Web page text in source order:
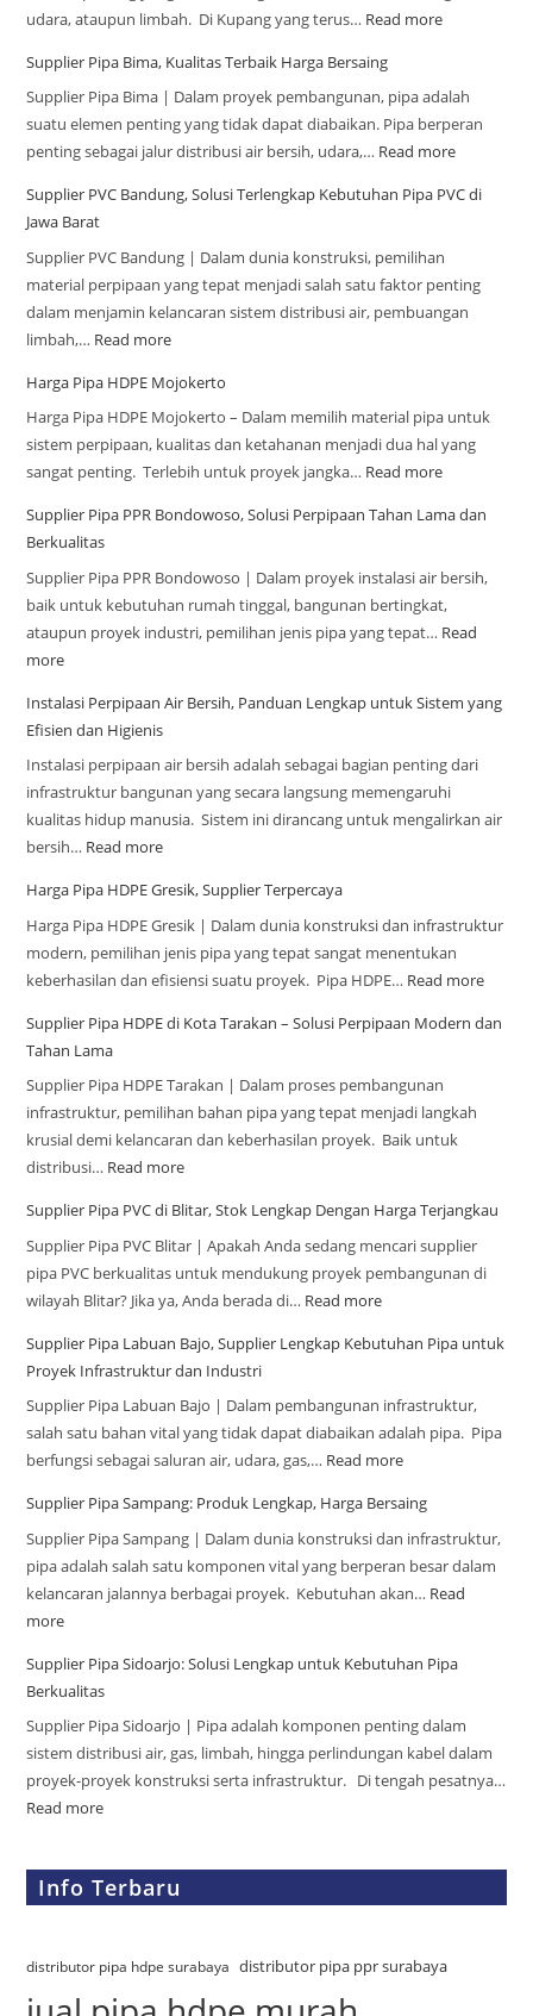
udara, ataupun limbah. Di Kupang yang terus… Read more
Supplier Pipa Bima, Kualitas Terbaik Harga Bersaing
Supplier Pipa Bima | Dalam proyek pembangunan, pipa adalah
suatu elemen penting yang tidak dapat diabaikan. Pipa berperan
penting sebagai jalur distribusi air bersih, udara,… Read more
Supplier PVC Bandung, Solusi Terlengkap Kebutuhan Pipa PVC di
Jawa Barat
Supplier PVC Bandung | Dalam dunia konstruksi, pemilihan
material perpipaan yang tepat menjadi salah satu faktor penting
dalam menjamin kelancaran sistem distribusi air, pembuangan
limbah,… Read more
Harga Pipa HDPE Mojokerto
Harga Pipa HDPE Mojokerto – Dalam memilih material pipa untuk
sistem perpipaan, kualitas dan ketahanan menjadi dua hal yang
sangat penting. Terlebih untuk proyek jangka… Read more
Supplier Pipa PPR Bondowoso, Solusi Perpipaan Tahan Lama dan
Berkualitas
Supplier Pipa PPR Bondowoso | Dalam proyek instalasi air bersih,
baik untuk kebutuhan rumah tinggal, bangunan bertingkat,
ataupun proyek industri, pemilihan jenis pipa yang tepat… Read
more
Instalasi Perpipaan Air Bersih, Panduan Lengkap untuk Sistem yang
Efisien dan Higienis
Instalasi perpipaan air bersih adalah sebagai bagian penting dari
infrastruktur bangunan yang secara langsung memengaruhi
kualitas hidup manusia. Sistem ini dirancang untuk mengalirkan air
bersih… Read more
Harga Pipa HDPE Gresik, Supplier Terpercaya
Harga Pipa HDPE Gresik | Dalam dunia konstruksi dan infrastruktur
modern, pemilihan jenis pipa yang tepat sangat menentukan
keberhasilan dan efisiensi suatu proyek. Pipa HDPE… Read more
Supplier Pipa HDPE di Kota Tarakan – Solusi Perpipaan Modern dan
Tahan Lama
Supplier Pipa HDPE Tarakan | Dalam proses pembangunan
infrastruktur, pemilihan bahan pipa yang tepat menjadi langkah
krusial demi kelancaran dan keberhasilan proyek. Baik untuk
distribusi… Read more
Supplier Pipa PVC di Blitar, Stok Lengkap Dengan Harga Terjangkau
Supplier Pipa PVC Blitar | Apakah Anda sedang mencari supplier
pipa PVC berkualitas untuk mendukung proyek pembangunan di
wilayah Blitar? Jika ya, Anda berada di… Read more
Supplier Pipa Labuan Bajo, Supplier Lengkap Kebutuhan Pipa untuk
Proyek Infrastruktur dan Industri
Supplier Pipa Labuan Bajo | Dalam pembangunan infrastruktur,
salah satu bahan vital yang tidak dapat diabaikan adalah pipa. Pipa
berfungsi sebagai saluran air, udara, gas,… Read more
Supplier Pipa Sampang: Produk Lengkap, Harga Bersaing
Supplier Pipa Sampang | Dalam dunia konstruksi dan infrastruktur,
pipa adalah salah satu komponen vital yang berperan besar dalam
kelancaran jalannya berbagai proyek. Kebutuhan akan… Read
more
Supplier Pipa Sidoarjo: Solusi Lengkap untuk Kebutuhan Pipa
Berkualitas
Supplier Pipa Sidoarjo | Pipa adalah komponen penting dalam
sistem distribusi air, gas, limbah, hingga perlindungan kabel dalam
proyek-proyek konstruksi serta infrastruktur. Di tengah pesatnya…
Read more
Info Terbaru
distributor pipa hdpe surabaya distributor pipa ppr surabaya